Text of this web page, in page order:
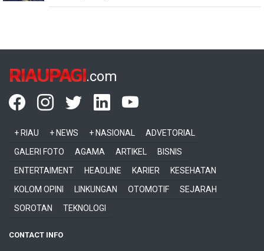
RIAUPAGI.com
+ RIAU + NEWS + NASIONAL
ADVETORIAL
GALERI FOTO
AGAMA ARTIKEL
BISNIS
ENTERTAIMENT
HEADLINE KARIER
KESEHATAN
KOLOM OPINI
LINKUNGAN OTOMOTIF
SEJARAH
SOROTAN
TEKNOLOGI
CONTACT INFO